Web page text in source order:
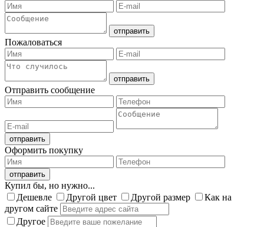
Пожаловаться
Отправить сообщение
Оформить покупку
Купил бы, но нужно...
Дешевле
Другой цвет Другой размер
Как на
другом сайте
Другое